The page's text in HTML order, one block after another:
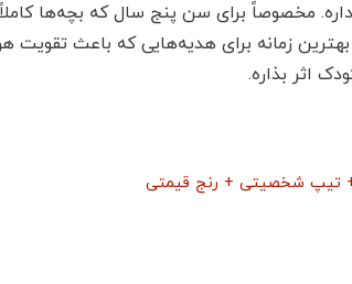
مخصوصاً برای سن پنج سال که بچه‌ها
زمانه برای هدیه‌هایی که باعث
اثر بذاره.